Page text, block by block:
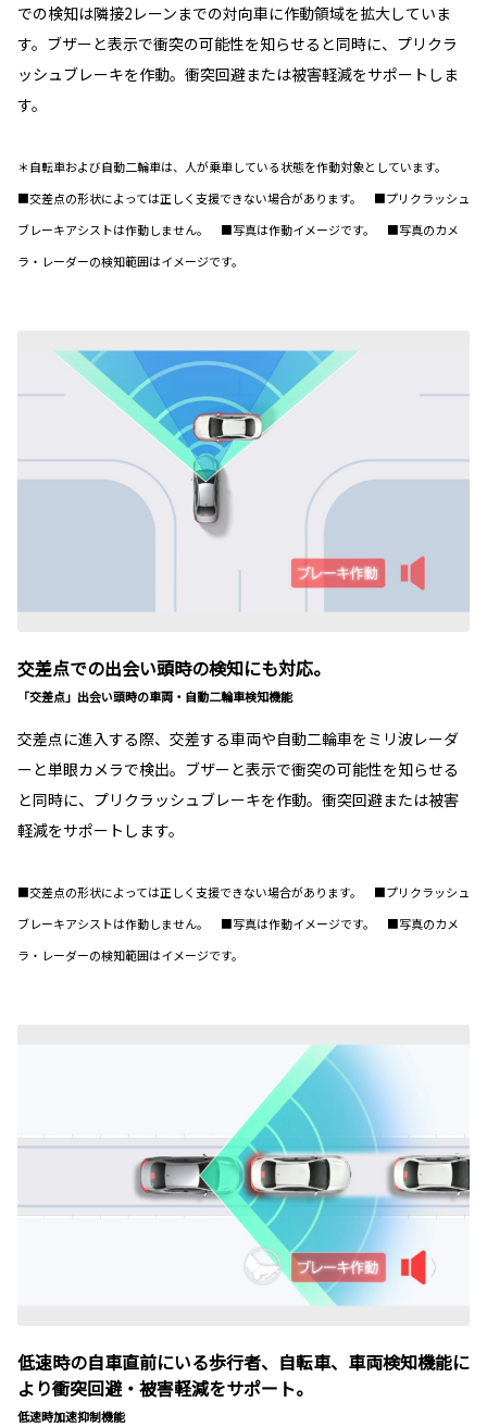
での検知は隣接2レーンまでの対向車に作動領域を拡大していま
す。ブザーと表示で衝突の可能性を知らせると同時に、プリクラ
ッシュブレーキを作動。衝突回避または被害軽減をサポートしま
す。
＊自転車および自動二輪車は、人が乗車している状態を作動対象としています。
■交差点の形状によっては正しく支援できない場合があります。 ■プリクラッシュ
ブレーキアシストは作動しません。 ■写真は作動イメージです。 ■写真のカメ
ラ・レーダーの検知範囲はイメージです。
交差点での出会い頭時の検知にも対応。
「交差点」出会い頭時の車両・自動二輪車検知機能
交差点に進入する際、交差する車両や自動二輪車をミリ波レーダ
ーと単眼カメラで検出。ブザーと表示で衝突の可能性を知らせる
と同時に、プリクラッシュブレーキを作動。衝突回避または被害
軽減をサポートします。
■交差点の形状によっては正しく支援できない場合があります。 ■プリクラッシュ
ブレーキアシストは作動しません。 ■写真は作動イメージです。 ■写真のカメ
ラ・レーダーの検知範囲はイメージです。
低速時の自車直前にいる歩行者、自転車、車両検知機能に
より衝突回避・被害軽減をサポート。
低速時加速抑制機能